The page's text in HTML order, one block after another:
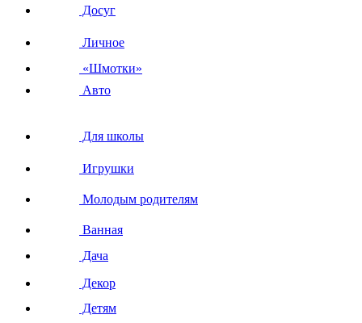
Досуг
Личное
«Шмотки»
Авто
Для школы
Игрушки
Молодым родителям
Ванная
Дача
Декор
Детям